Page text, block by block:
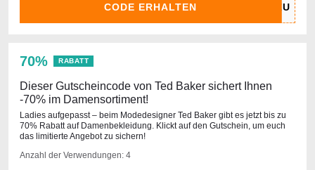
CODE ERHALTEN
70% RABATT
Dieser Gutscheincode von Ted Baker sichert Ihnen
-70% im Damensortiment!
Ladies aufgepasst – beim Modedesigner Ted Baker gibt es jetzt bis zu
70% Rabatt auf Damenbekleidung. Klickt auf den Gutschein, um euch
das limitierte Angebot zu sichern!
Anzahl der Verwendungen: 4